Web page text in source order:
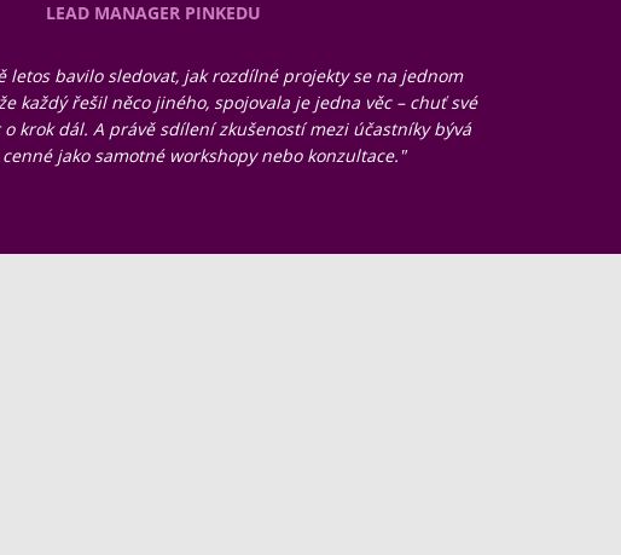
LEAD MANAGER PINKEDU
letos bavilo sledovat, jak rozdílné projekty se na jednom
každý řešil něco jiného, spojovala je jedna věc – chuť své
krok dál. A právě sdílení zkušeností mezi účastníky bývá
jako samotné workshopy nebo konzultace."